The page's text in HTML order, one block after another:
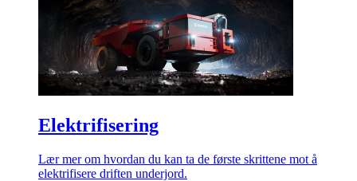
Elektrifisering
Lær mer om hvordan du kan ta de første skrittene mot å
elektrifisere driften underjord.